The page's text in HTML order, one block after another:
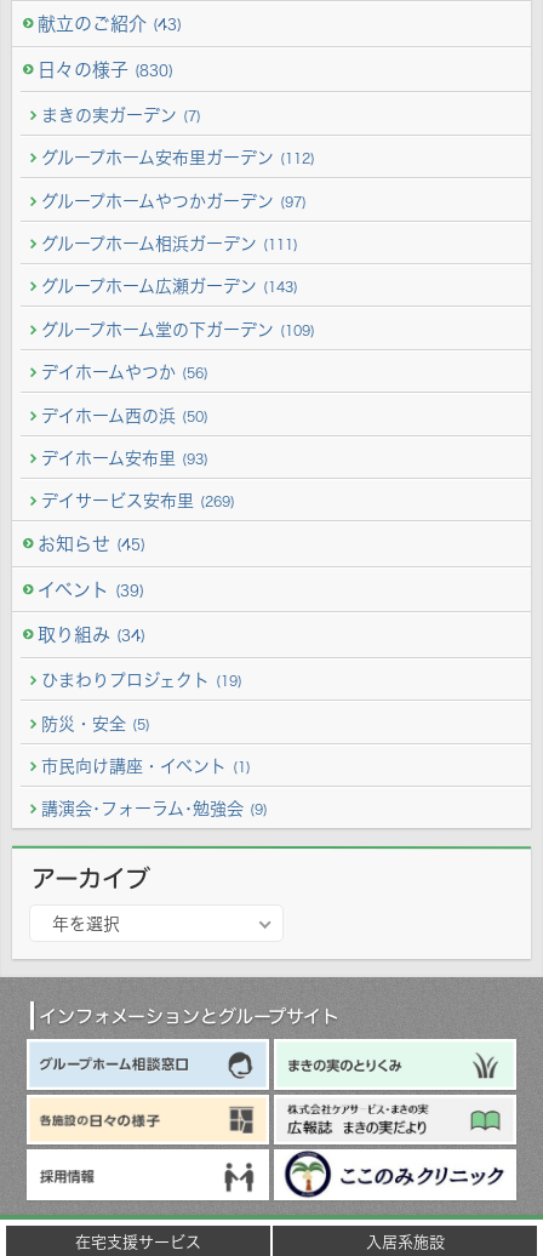
献立のご紹介 (43)
日々の様子 (830)
まきの実ガーデン (7)
グループホーム安布里ガーデン (112)
グループホームやつかガーデン (97)
グループホーム相浜ガーデン (111)
グループホーム広瀬ガーデン (143)
グループホーム堂の下ガーデン (109)
デイホームやつか (56)
デイホーム西の浜 (50)
デイホーム安布里 (93)
デイサービス安布里 (269)
お知らせ (45)
イベント (39)
取り組み (34)
ひまわりプロジェクト (19)
防災・安全 (5)
市民向け講座・イベント (1)
講演会･フォーラム･勉強会 (9)
アーカイブ
カ
年を選択
インフォメーションとグループサイト
在宅支援サービス 入居系施設